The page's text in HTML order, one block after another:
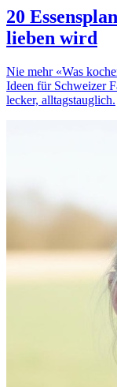
20
lieben wird
Nie mehr «Was
Ideen für Schweizer
lecker, alltagstauglich.